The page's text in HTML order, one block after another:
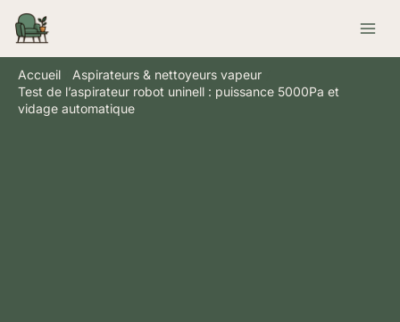
Aller
contenu
Accueil
Aspirateurs & nettoyeurs vapeur
Test de l’aspirateur robot uninell : puissance 5000Pa et
vidage automatique
Rechercher